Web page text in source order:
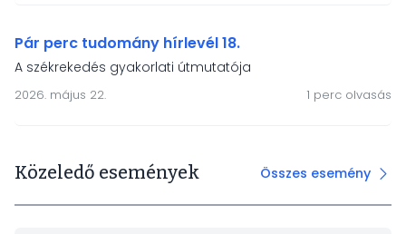
Géza Kórház).
Pár perc tudomány hírlevél 18.
A székrekedés gyakorlati útmutatója
2026. május 22. 1 perc olvasás
Közeledő események Összes esemény